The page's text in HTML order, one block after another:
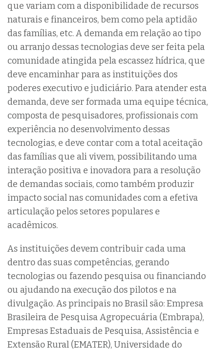
que variam com a disponibilidade de recursos
naturais e financeiros, bem como pela aptidão
das famílias, etc. A demanda em relação ao tipo
ou arranjo dessas tecnologias deve ser feita pela
comunidade atingida pela escassez hídrica, que
deve encaminhar para as instituições dos
poderes executivo e judiciário. Para atender esta
demanda, deve ser formada uma equipe técnica,
composta de pesquisadores, profissionais com
experiência no desenvolvimento dessas
tecnologias, e deve contar com a total aceitação
das famílias que ali vivem, possibilitando uma
interação positiva e inovadora para a resolução
de demandas sociais, como também produzir
impacto social nas comunidades com a efetiva
articulação pelos setores populares e
acadêmicos.
As instituições devem contribuir cada uma
dentro das suas competências, gerando
tecnologias ou fazendo pesquisa ou financiando
ou ajudando na execução dos pilotos e na
divulgação. As principais no Brasil são: Empresa
Brasileira de Pesquisa Agropecuária (Embrapa),
Empresas Estaduais de Pesquisa, Assistência e
Extensão Rural (EMATER), Universidade do